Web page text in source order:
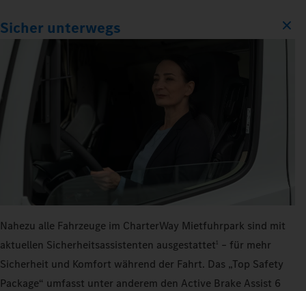
Sicher unterwegs
Nahezu alle Fahrzeuge im CharterWay Mietfuhrpark sind mit
aktuellen Sicherheitsassistenten ausgestattet1 – für mehr
Sicherheit und Komfort während der Fahrt. Das „Top Safety
Package“ umfasst unter anderem den Active Brake Assist 6